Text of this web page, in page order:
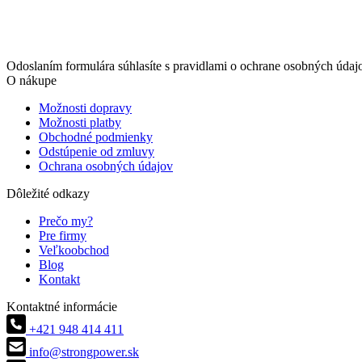
Odoslaním formulára súhlasíte s pravidlami o ochrane osobných
O nákupe
Možnosti dopravy
Možnosti platby
Obchodné podmienky
Odstúpenie od zmluvy
Ochrana osobných údajov
Dôležité odkazy
Prečo my?
Pre firmy
Veľkoobchod
Blog
Kontakt
Kontaktné informácie
+421 948 414 411
info@strongpower.sk